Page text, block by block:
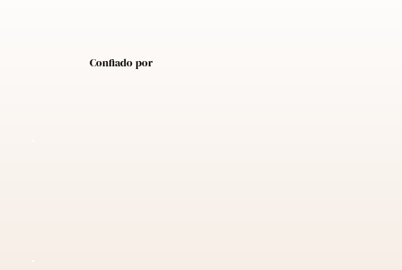
Confiado por